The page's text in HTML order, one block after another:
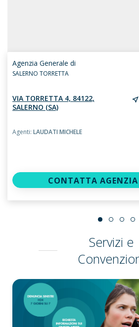
Agenzia Generale di
SALERNO TORRETTA
VIA TORRETTA 4, 84122,
SALERNO (SA)
Agenti: LAUDATI MICHELE
CONTATTA AGENZIA
Servizi e